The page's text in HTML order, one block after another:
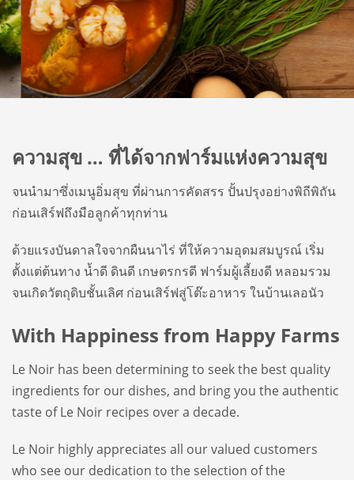
ความสุข … ที่ได้จากฟาร์มแห่งความสุข
จนนำมาซึ่งเมนูอิ่มสุข ที่ผ่านการคัดสรร ปั้นปรุงอย่างพิถีพิถัน
ก่อนเสิร์ฟถึงมือลูกค้าทุกท่าน
ด้วยแรงบันดาลใจจากผืนนาไร่ ที่ให้ความอุดมสมบูรณ์ เริ่ม
ตั้งแต่ต้นทาง น้ำดี ดินดี เกษตรกรดี ฟาร์มผู้เลี้ยงดี หลอมรวม
จนเกิดวัตถุดิบชั้นเลิศ ก่อนเสิร์ฟสู่โต๊ะอาหาร ในบ้านเลอนัว
With Happiness from Happy Farms
Le Noir has been determining to seek the best quality
ingredients for our dishes, and bring you the authentic
taste of Le Noir recipes over a decade.
Le Noir highly appreciates all our valued customers
who see our dedication to the selection of the